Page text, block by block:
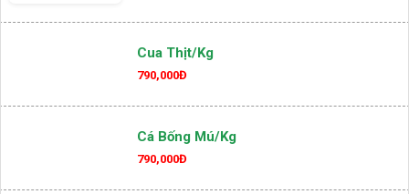
Cua Thịt/kg
790,000Đ
Cá Bống Mú/kg
790,000Đ